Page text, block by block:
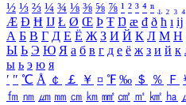
½ ⅓ ⅔ ¼ ¾ ⅛ ⅜ ⅝ ⅞ ¹ ² ³ ⁴ ⁿ ₁ ₂ ₃ ₄
Æ Ð Ħ Ĳ Ł Ø Œ Þ Ŧ Ŋ æ đ ð ħ ı ĳ
А Б В Г Д Е Ё Ж З И Й К Л М Н
Ы Ь Э Ю Я а б в г д е ё ж з и й к
ы ь э ю я
′ ″ ℃ Å ￠ ￡ ￥ ¤ ℉ ‰ ＄ ％ Ｆ
㎙ ㎚ ㎛ ㎜ ㎝ ㎞ ㎟ ㎠ ㎡ ㎢ ㏊